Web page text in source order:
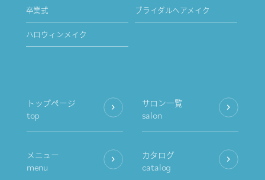
卒業式 ブライダルヘアメイク
ハロウィンメイク
トップページ
top
サロン一覧
salon
メニュー
menu
カタログ
catalog